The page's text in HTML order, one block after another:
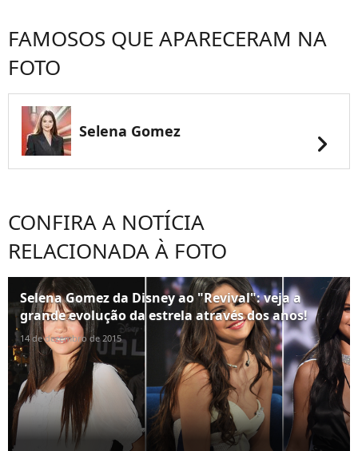
FAMOSOS QUE APARECERAM NA
FOTO
Selena Gomez chevron_right
CONFIRA A NOTÍCIA
RELACIONADA À FOTO
Selena Gomez da Disney ao "Revival": veja a
grande evolução da estrela através dos anos!
14 de dezembro de 2015